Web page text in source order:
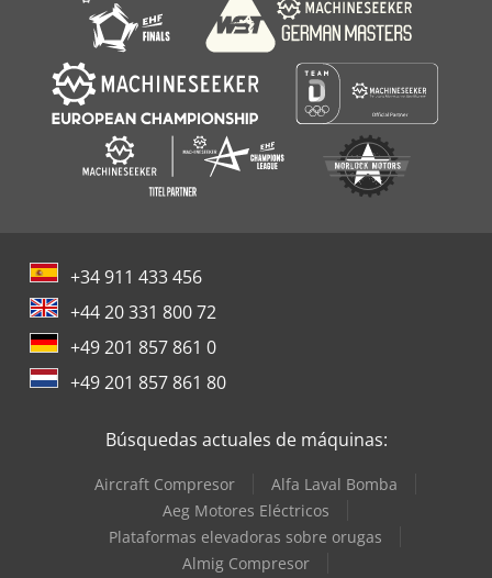
+34 911 433 456
+44 20 331 800 72
+49 201 857 861 0
+49 201 857 861 80
Búsquedas actuales de máquinas:
Aircraft Compresor
Alfa Laval Bomba
Aeg Motores Eléctricos
Plataformas elevadoras sobre orugas
Almig Compresor